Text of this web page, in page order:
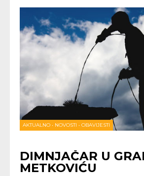
AKTUALNO • NOVOSTI • OBAVIJESTI
DIMNJAČAR U
METKOVIĆU